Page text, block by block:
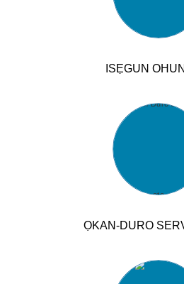
ISẸGUN
ỌKAN-DURO